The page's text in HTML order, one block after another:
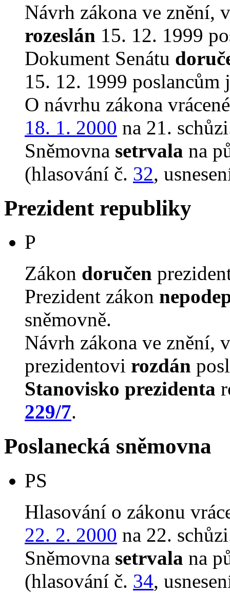
Návrh zákona ve znění,
rozeslán 15. 12. 1999
Dokument Senátu
15. 12. 1999
O návrhu zákona
18. 1. 2000 na 21.
Sněmovna setrvala na
(hlasování č. 32,
Prezident republiky
P
Zákon doručen
Prezident zákon
sněmovně.
Návrh zákona ve znění,
prezidentovi rozdán
Stanovisko prezidenta
229/7.
Poslanecká sněmovna
PS
Hlasování o zákonu
22. 2. 2000 na 22.
Sněmovna setrvala na
(hlasování č. 34,